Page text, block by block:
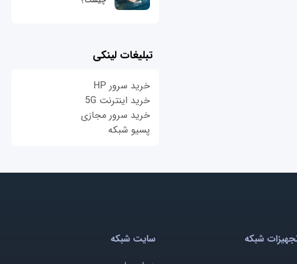
تبلیغات لینکی
خرید سرور HP
خرید اینترنت 5G
خرید سرور مجازی
پسیو شبکه
شبکه
سایت شبکه